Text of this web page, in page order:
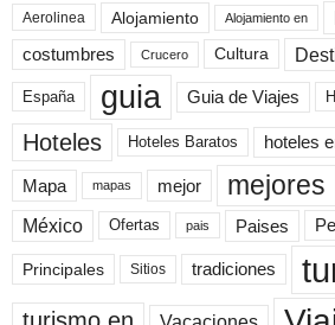
Aerolinea Alojamiento Alojamiento en
costumbres Crucero Cultura
España guia Guia de Viajes
Hoteles Hoteles Baratos hoteles
Mapa mapas mejor mejores
México Ofertas pais Paises
Principales Sitios tradiciones